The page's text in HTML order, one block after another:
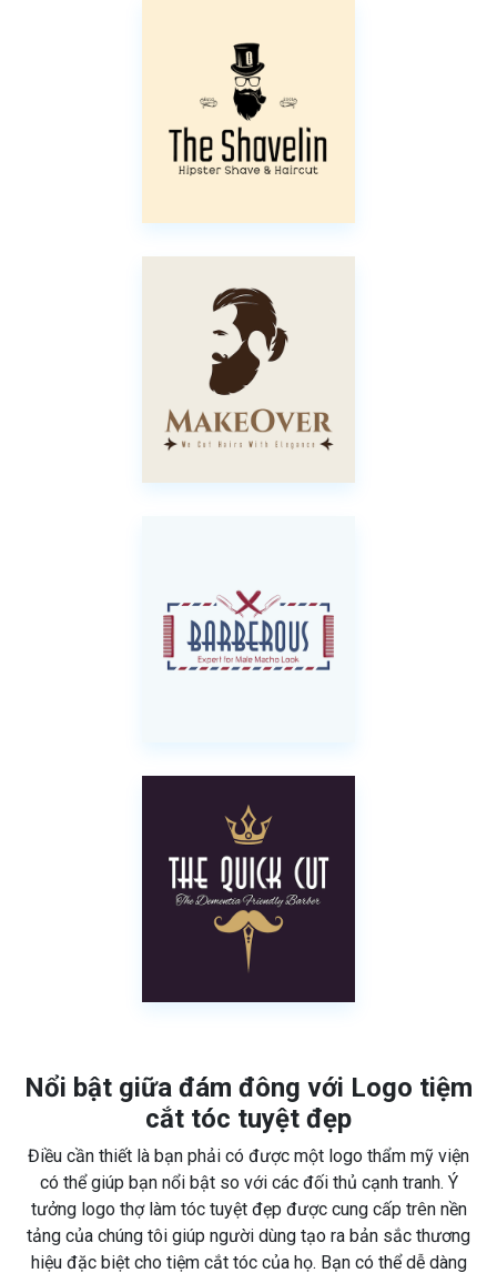
Nổi bật giữa đám đông với Logo tiệm
cắt tóc tuyệt đẹp
Điều cần thiết là bạn phải có được một logo thẩm mỹ viện
có thể giúp bạn nổi bật so với các đối thủ cạnh tranh. Ý
tưởng logo thợ làm tóc tuyệt đẹp được cung cấp trên nền
tảng của chúng tôi giúp người dùng tạo ra bản sắc thương
hiệu đặc biệt cho tiệm cắt tóc của họ. Bạn có thể dễ dàng